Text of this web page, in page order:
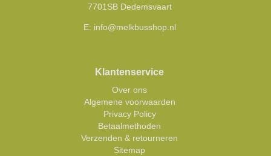
7701SB Dedemsvaart
E: info@melkbusshop.nl
Klantenservice
Over ons
Algemene voorwaarden
Privacy Policy
Betaalmethoden
Verzenden & retourneren
Sitemap